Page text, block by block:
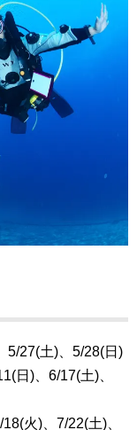
5/27(土)、5/28(日)
日)、6/17(土)、
火)、7/22(土)、